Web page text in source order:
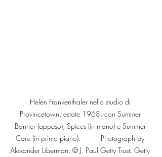
Helen Frankenthaler nello studio di
Provincetown, estate 1968, con Summer
Banner (appeso), Spices (in mano) e Summer
Core (in primo piano).          Photograph by
Alexander Liberman; © J. Paul Getty Trust. Getty